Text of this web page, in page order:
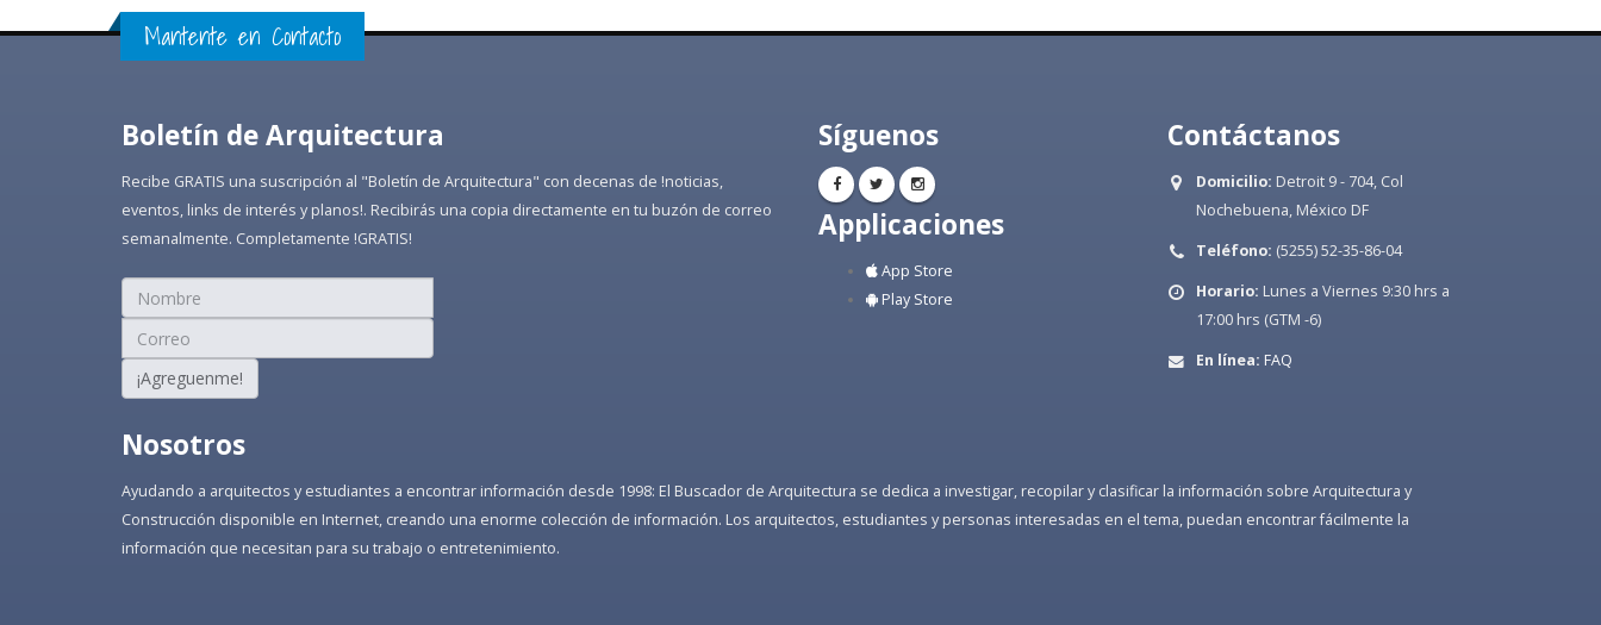
Mantente en Contacto
Boletín de Arquitectura
Recibe GRATIS una suscripción al "Boletín de Arquitectura" con decenas de !noticias,
eventos, links de interés y planos!. Recibirás una copia directamente en tu buzón de correo
semanalmente. Completamente !GRATIS!
¡Agreguenme!
Síguenos
Applicaciones
App Store
Play Store
Contáctanos
Domicilio: Detroit 9 - 704, Col
Nochebuena, México DF
Teléfono: (5255) 52-35-86-04
Horario: Lunes a Viernes 9:30 hrs a
17:00 hrs (GTM -6)
En línea: FAQ
Nosotros
Ayudando a arquitectos y estudiantes a encontrar información desde 1998: El Buscador de Arquitectura se dedica a investigar, recopilar y clasificar la información sobre Arquitectura y
Construcción disponible en Internet, creando una enorme colección de información. Los arquitectos, estudiantes y personas interesadas en el tema, puedan encontrar fácilmente la
información que necesitan para su trabajo o entretenimiento.